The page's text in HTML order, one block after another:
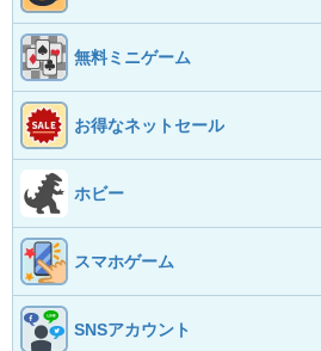
無料ミニゲーム
お得なネットセール
ホビー
スマホゲーム
SNSアカウント